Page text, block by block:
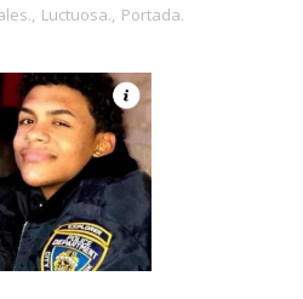
, Luctuosa., Portada.